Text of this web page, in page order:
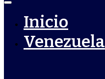
Inicio
Venezuela